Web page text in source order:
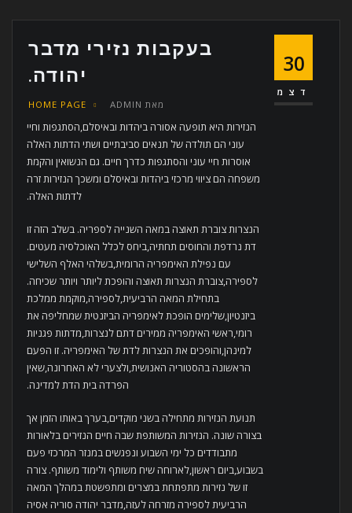
30
דצמ
בעקבות נזירי מדבר
יהודה.
מאת ADMIN
HOME PAGE
הנזירות היא תופעה אסורה ביהדות ובאיסלם,הסתגפות וחיי
עוני הם תולדה של תנאים סביבתיים ושתי הדתות האלה
אוסרות חיי עוני והסתגפות כדרך חיים. גם הנשואין והקמת
משפחה הם ציווי מרכזי ביהדות ובאיסלם ומשכך הנזירות זרה
לדתות האלה.
הנצרות צוברת תאוצה במאה השנייה לספריה. בשלב הזה זו
דת נרדפת והחוסים תחתיה,ביחס לכלל האוכלסיה מעטים.
עם נפילת האימפריה הרומית,בשלהי האלף השלישי
לספירה,צוברת הנצרות תאוצה והופכת ליותר ויותר שכיחה.
בתחילת המאה הרביעית,לספירה,מוקמת ממלכת
ביזנטיון,שלימים הופכת לאימפריה הביזנטית שמחליפה את
רומי,ראשי האימפריה ממירים דתם לנצרות,מדתות פגניות
למינהן,והופכים את הנצרות לדת של האימפריה. זו הפעם
הראשונה בהסטוריה האנושית,ולצערי לא האחרונה,שאין
הפרדה בית הדת למדינה.
תנועת הנזירות מתחילה בשני מוקדים,בערך באותו הזמן אך
בצורה שונה. הנזירות המשותפת שבה חיים הנזירים בלאורות
מתבודדים כל ימי השבוע ונפגשים במנזר המרכזי פעם
בשבוע,ביום ראשון,לארוחה שיח משותף ולימוד משותף. צורה
זו של נזירות מתפתחת במצרים ומתפשטת במהלך המאה
הרביעית לספירה מזרחה לעזה,מדבר יהודה סוריה אסיה